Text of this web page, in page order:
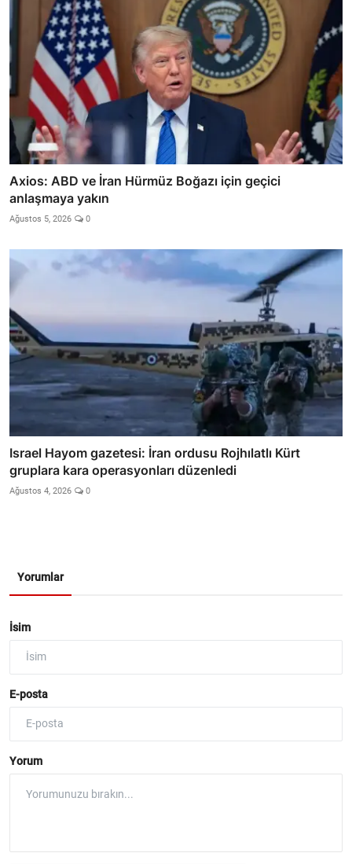
Axios: ABD ve İran Hürmüz Boğazı için geçici
anlaşmaya yakın
Ağustos 5, 2026 0
Israel Hayom gazetesi: İran ordusu Rojhılatlı Kürt
gruplara kara operasyonları düzenledi
Ağustos 4, 2026 0
Yorumlar
İsim
E-posta
Yorum